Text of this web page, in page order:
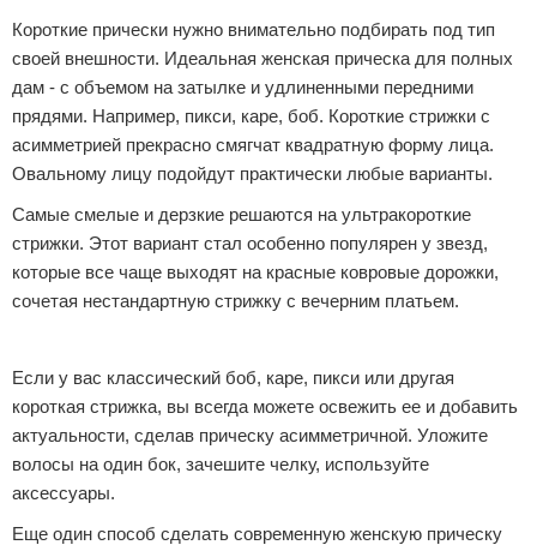
Короткие прически нужно внимательно подбирать под тип
своей внешности. Идеальная женская прическа для полных
дам - с объемом на затылке и удлиненными передними
прядями. Например, пикси, каре, боб. Короткие стрижки с
асимметрией прекрасно смягчат квадратную форму лица.
Овальному лицу подойдут практически любые варианты.
Самые смелые и дерзкие решаются на ультракороткие
стрижки. Этот вариант стал особенно популярен у звезд,
которые все чаще выходят на красные ковровые дорожки,
сочетая нестандартную стрижку с вечерним платьем.
Если у вас классический боб, каре, пикси или другая
короткая стрижка, вы всегда можете освежить ее и добавить
актуальности, сделав прическу асимметричной. Уложите
волосы на один бок, зачешите челку, используйте
аксессуары.
Еще один способ сделать современную женскую прическу